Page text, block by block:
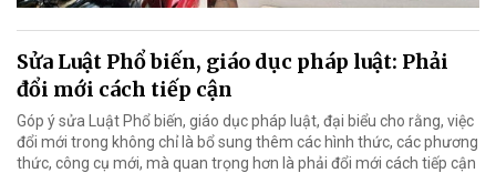
Sửa Luật Phổ biến, giáo dục pháp luật: Phải
đổi mới cách tiếp cận
Góp ý sửa Luật Phổ biến, giáo dục pháp luật, đại biểu cho rằng, việc
đổi mới trong không chỉ là bổ sung thêm các hình thức, các phương
thức, công cụ mới, mà quan trọng hơn là phải đổi mới cách tiếp cận